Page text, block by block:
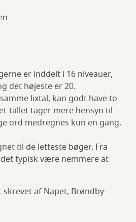
er inddelt i 16 niveauer,
det højeste er 20.
lixtal, kan godt have to
tallet tager mere hensyn til
ord medregnes kun en gang.
til de letteste bøger. Fra
typisk være nemmere at
af Napet, Brøndby-